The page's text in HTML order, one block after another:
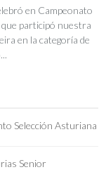
en Campeonato
participó nuestra
en la categoría de
Selección Asturiana
Senior